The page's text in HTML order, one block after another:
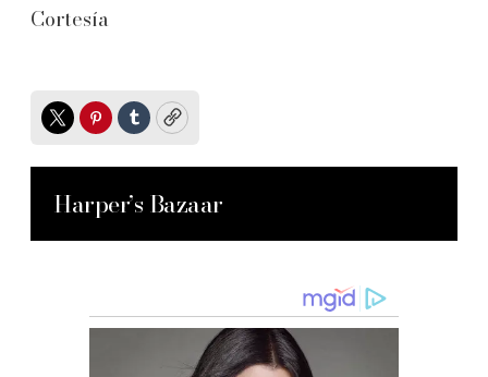
Cortesía
TwitterPinterest
TumblrCopy
Harper’s Bazaar